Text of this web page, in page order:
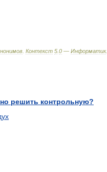
Контекст 5 0 — Информатик.
решить контрольную?